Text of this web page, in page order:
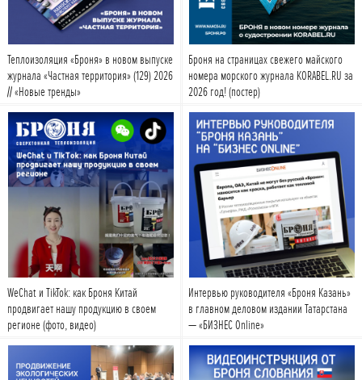
Теплоизоляция «Броня» в новом выпуске
журнала «Частная территория» (129) 2026
// «Новые тренды»
Броня на страницах свежего майского
номера морского журнала KORABEL.RU за
2026 год! (постер)
Подробнее
WeChat и TikTok: как Броня Китай
продвигает нашу продукцию в своем
регионе (фото, видео)
Подробнее
Интервью руководителя «Броня Казань»
в главном деловом издании Татарстана
— «БИЗНЕС Online»